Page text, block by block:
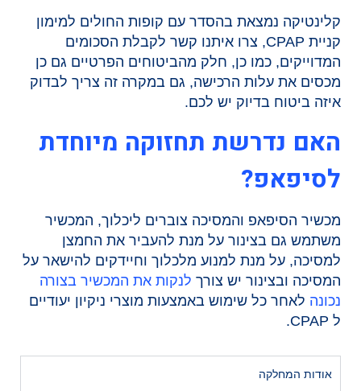
קלינטיקה נמצאת בהסדר עם קופות החולים למימון
קניית CPAP, צרו איתנו קשר לקבלת הסכומים
המדוייקים, כמו כן, חלק מהביטוחים הפרטיים גם כן
מכסים את עלות הרכישה, גם במקרה זה צריך לבדוק
איזה ביטוח בדיוק יש לכם.
האם נדרשת תחזוקה מיוחדת
לסיפאפ?
מכשיר הסיפאפ והמסיכה צוברים ליכלוך, המכשיר
משתמש גם בצינור על מנת להעביר את החמצן
למסיכה, על מנת למנוע מלכלוך וחיידקים להישאר על
המסיכה ובצינור יש צורך לנקות את המכשיר בצורה
נכונה לאחר כל שימוש באמצעות מוצרי ניקיון יעודיים
ל CPAP.
אודות המחלקה